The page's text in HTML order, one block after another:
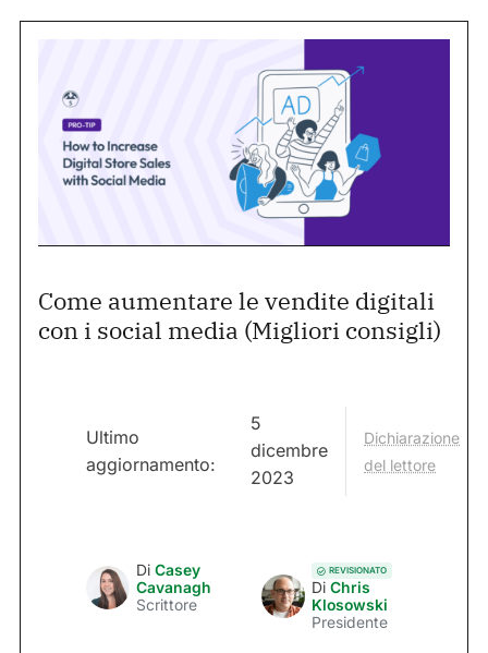
Come aumentare le vendite digitali
con i social media (Migliori consigli)
Ultimo
aggiornamento:
5
dicembre
2023
Dichiarazione
del lettore
Di Casey
Cavanagh
Scrittore
REVISIONATO
Di Chris
Klosowski
Presidente